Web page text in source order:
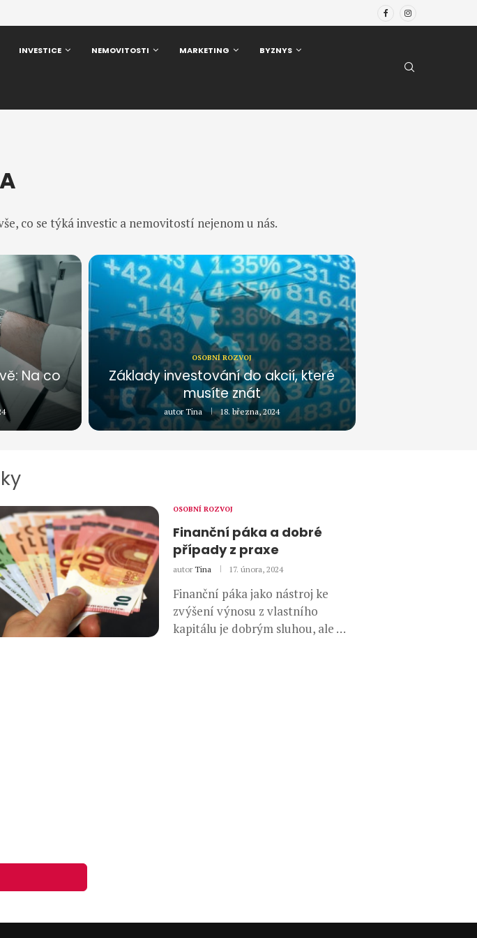
INVESTICE NEMOVITOSTI MARKETING BYZNYS
co se týká investic a nemovitostí nejenom u nás.
Na co
OSOBNÍ ROZVOJ
Základy investování do akcií, které
musíte znát
autorTina 18. března, 2024
OSOBNÍ ROZVOJ
Finanční páka a dobré
případy z praxe
autor Tina 17. února, 2024
Finanční páka jako nástroj ke
zvýšení výnosu z vlastního
kapitálu je dobrým sluhou, ale …